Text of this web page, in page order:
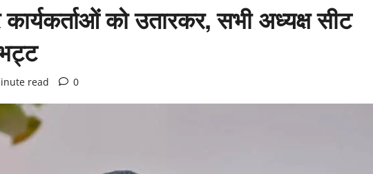
कार्यकर्ताओं को उतारकर, सभी अध्यक्ष सीट
read 0